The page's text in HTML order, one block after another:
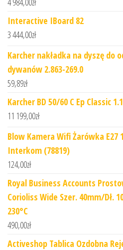
Interactive IBoard 82
3 444,00zł
Karcher nakładka na dyszę do
dywanów 2.863-269.0
59,89zł
Karcher BD 50/60 C Ep Classic
11 199,00zł
Blow Kamera Wifi Żarówka E27
Interkom (78819)
124,00zł
Royal Business Accounts
Corioliss Wide Szer. 40mm/Dł.
230°C
490,00zł
Activeshop Tablica Ozdobna